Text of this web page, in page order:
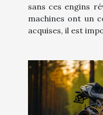
sans ces engins
machines ont un
acquises, il est